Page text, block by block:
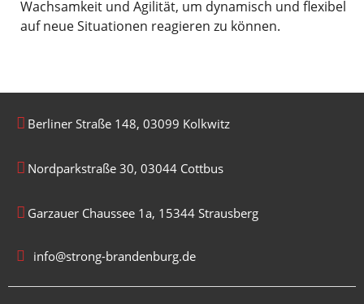
Wachsamkeit und Agilität, um dynamisch und flexibel
auf neue Situationen reagieren zu können.
Berliner Straße 148, 03099 Kolkwitz
Nordparkstraße 30, 03044 Cottbus
Garzauer Chaussee 1a, 15344 Strausberg
info@strong-brandenburg.de